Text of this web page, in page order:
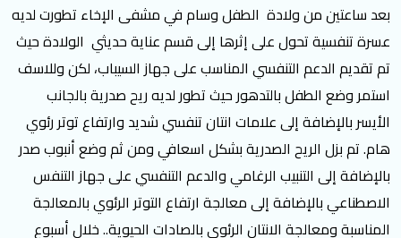
بعد ساعتين من ولادة الطفل وسام في مشفى الإخاء تطورت لديه
عسرة تنفسية تحول على إثرها إلى قسم عناية حديثي الولادة حيث
تم تقديم الدعم التنفسي المناسب على جهاز السيباب، لكن وللاسف
استمر وضع الطفل بالتدهور حيث تطور لديه ريح صدرية بالجانب
الأيسر بالإضافة إلى علامات انتان تنفسي شديد وارتفاع توتر رئوي
هام. تم بزل الريح الصدرية بشكل اسعافي ومن ثم وضع أنبوب صدر
بالإضافة إلى التنبيب الرغامي والدعم التنفسي على جهاز التنفس
الاصطناعي بالإضافة إلى معالجة ارتفاع التوتر الرئوي بالمعالجة
المناسبة ومعالجة الانتان الرئوي بالصادات الحيوية.. خلال أسبوع